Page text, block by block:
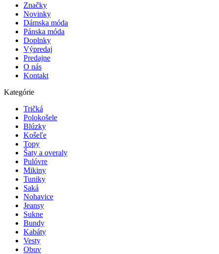
Značky
Novinky
Dámska móda
Pánska móda
Doplnky
Výpredaj
Predajne
O nás
Kontakt
Kategórie
Tričká
Polokošele
Blúzky
Košeľe
Topy
Šaty a overaly
Pulóvre
Mikiny
Tuniky
Saká
Nohavice
Jeansy
Sukne
Bundy
Kabáty
Vesty
Obuv